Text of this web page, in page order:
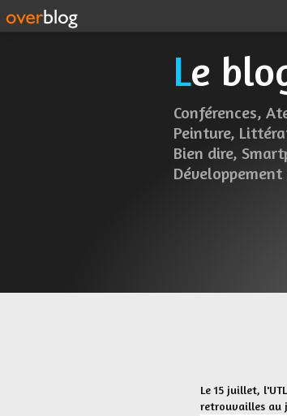
Le
Conférences,
Peinture,
Bien dire,
Développement
Le 15 juillet,
retrouvailles au